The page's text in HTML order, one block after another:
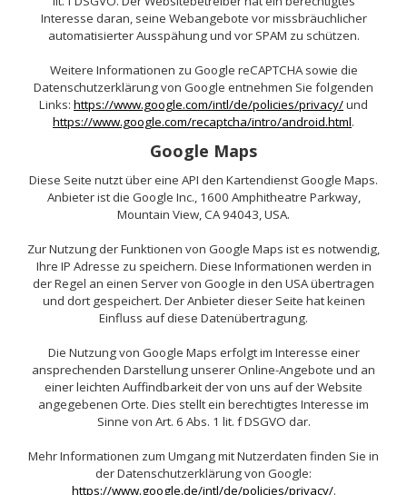
Interesse daran, seine Webangebote vor missbräuchlicher
automatisierter Ausspähung und vor SPAM zu schützen.
Weitere Informationen zu Google reCAPTCHA sowie die
Datenschutzerklärung von Google entnehmen Sie folgenden
Links: https://www.google.com/intl/de/policies/privacy/und
https://www.google.com/recaptcha/intro/android.html.
Google Maps
Diese Seite nutzt über eine API den Kartendienst Google Maps.
Anbieter ist die Google Inc., 1600 Amphitheatre Parkway,
Mountain View, CA 94043, USA.
Zur Nutzung der Funktionen von Google Maps ist es notwendig,
Ihre IP Adresse zu speichern. Diese Informationen werden in
der Regel an einen Server von Google in den USA übertragen
und dort gespeichert. Der Anbieter dieser Seite hat keinen
Einfluss auf diese Datenübertragung.
Die Nutzung von Google Maps erfolgt im Interesse einer
ansprechenden Darstellung unserer Online-Angebote und an
einer leichten Auffindbarkeit der von uns auf der Website
angegebenen Orte. Dies stellt ein berechtigtes Interesse im
Sinne von Art. 6 Abs. 1 lit. f DSGVO dar.
Mehr Informationen zum Umgang mit Nutzerdaten finden Sie in
der Datenschutzerklärung von Google:
https://www.google.de/intl/de/policies/privacy/.